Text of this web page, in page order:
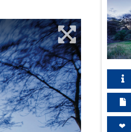
2/11